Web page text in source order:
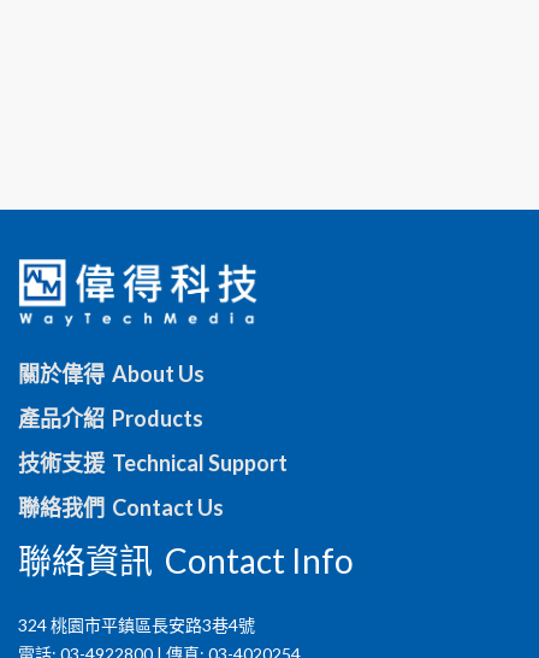
關於偉得 About Us
產品介紹 Products
技術支援 Technical Support
聯絡我們 Contact Us
聯絡資訊 Contact Info
324 桃園市平鎮區長安路3巷4號